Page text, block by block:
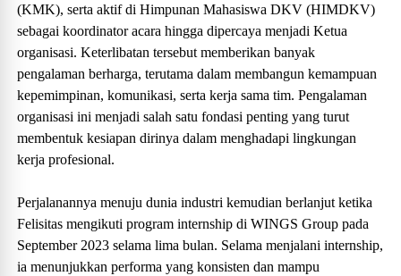
(KMK), serta aktif di Himpunan Mahasiswa DKV (HIMDKV)
sebagai koordinator acara hingga dipercaya menjadi Ketua
organisasi. Keterlibatan tersebut memberikan banyak
pengalaman berharga, terutama dalam membangun kemampuan
kepemimpinan, komunikasi, serta kerja sama tim. Pengalaman
organisasi ini menjadi salah satu fondasi penting yang turut
membentuk kesiapan dirinya dalam menghadapi lingkungan
kerja profesional.
Perjalanannya menuju dunia industri kemudian berlanjut ketika
Felisitas mengikuti program internship di WINGS Group pada
September 2023 selama lima bulan. Selama menjalani internship,
ia menunjukkan performa yang konsisten dan mampu